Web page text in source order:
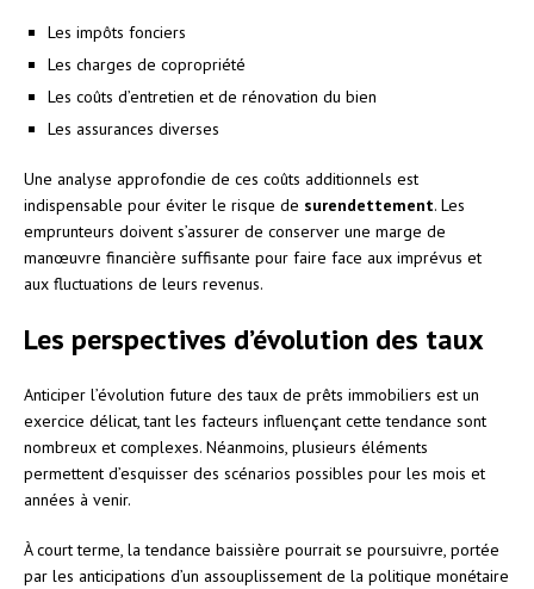
Les impôts fonciers
Les charges de copropriété
Les coûts d’entretien et de rénovation du bien
Les assurances diverses
Une analyse approfondie de ces coûts additionnels est
indispensable pour éviter le risque de surendettement. Les
emprunteurs doivent s’assurer de conserver une marge de
manœuvre financière suffisante pour faire face aux imprévus et
aux fluctuations de leurs revenus.
Les perspectives d’évolution des taux
Anticiper l’évolution future des taux de prêts immobiliers est un
exercice délicat, tant les facteurs influençant cette tendance sont
nombreux et complexes. Néanmoins, plusieurs éléments
permettent d’esquisser des scénarios possibles pour les mois et
années à venir.
À court terme, la tendance baissière pourrait se poursuivre, portée
par les anticipations d’un assouplissement de la politique monétaire